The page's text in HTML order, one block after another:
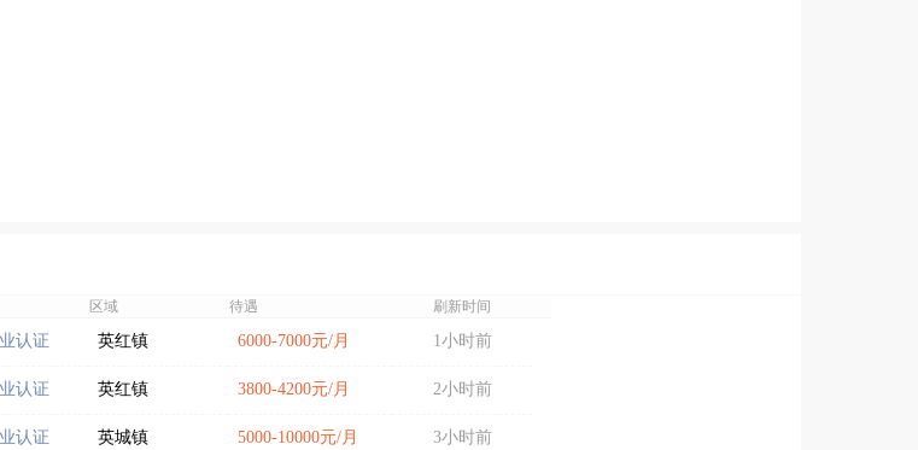
区域 待遇 刷新时间
认证 英红镇 6000-7000元/月 1小时前
认证 英红镇 3800-4200元/月 2小时前
认证 英城镇 5000-10000元/月 3小时前